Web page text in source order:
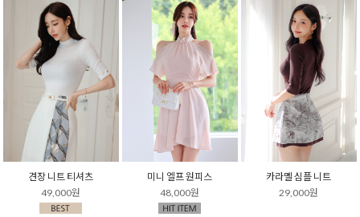
견장 니트 티셔츠
49,000원
미니 엘프 원피스
48,000원
카라멜 심플 니트
29,000원